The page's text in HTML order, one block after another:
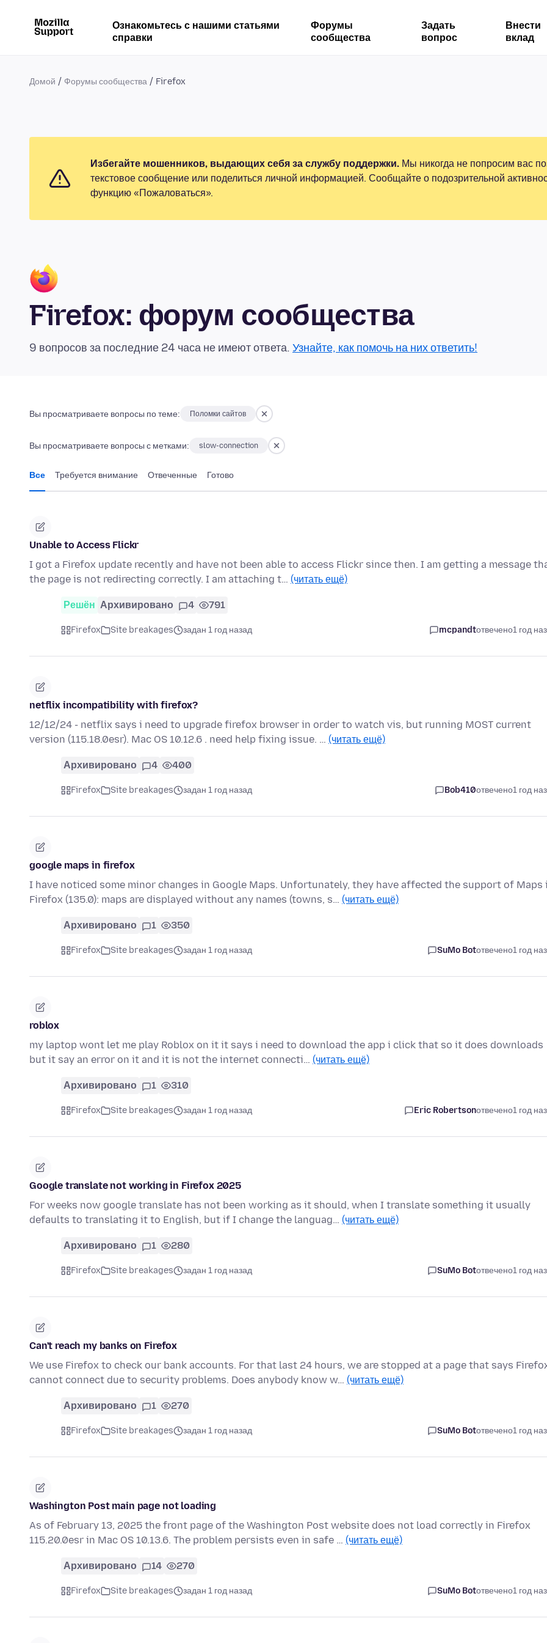
Ознакомьтесь с нашими статьями
справки
Форумы
сообщества
Задать
вопрос
Внести
вклад
Домой Форумы сообщества Firefox
Избегайте мошенников, выдающих себя за службу поддержки. Мы никогда не попросим вас
текстовое сообщение или поделиться личной информацией. Сообщайте о подозрительной
функцию «Пожаловаться».
Firefox: форум сообщества
9 вопросов за последние 24 часа не имеют ответа. Узнайте, как помочь на них ответить!
Вы просматриваете вопросы по теме: Поломки сайтов
Вы просматриваете вопросы с метками: slow-connection
Все Требуется внимание Отвеченные Готово
Unable to Access Flickr
I got a Firefox update recently and have not been able to access Flickr since then. I am getting a message
the page is not redirecting correctly. I am attaching t… (читать ещё)
Решён Архивировано 4 791
Firefox Site breakages задан 1 год назад mcpandtотвечено1 год
netflix incompatibility with firefox?
12/12/24 - netflix says i need to upgrade firefox browser in order to watch vis, but running MOST current
version (115.18.0esr). Mac OS 10.12.6 . need help fixing issue. … (читать ещё)
Архивировано 4 400
Firefox Site breakages задан 1 год назад Bob410отвечено1 год
google maps in firefox
I have noticed some minor changes in Google Maps. Unfortunately, they have affected the support of Maps
Firefox (135.0): maps are displayed without any names (towns, s… (читать ещё)
Архивировано 1 350
Firefox Site breakages задан 1 год назад SuMo Botотвечено1 год
roblox
my laptop wont let me play Roblox on it it says i need to download the app i click that so it does downloads
but it say an error on it and it is not the internet connecti… (читать ещё)
Архивировано 1 310
Firefox Site breakages задан 1 год назад Eric Robertsonотвечено1 год
Google translate not working in Firefox 2025
For weeks now google translate has not been working as it should, when I translate something it usually
defaults to translating it to English, but if I change the languag… (читать ещё)
Архивировано 1 280
Firefox Site breakages задан 1 год назад SuMo Botотвечено1 год
Can't reach my banks on Firefox
We use Firefox to check our bank accounts. For that last 24 hours, we are stopped at a page that says
cannot connect due to security problems. Does anybody know w… (читать ещё)
Архивировано 1 270
Firefox Site breakages задан 1 год назад SuMo Botотвечено1 год
Washington Post main page not loading
As of February 13, 2025 the front page of the Washington Post website does not load correctly in Firefox
115.20.0esr in Mac OS 10.13.6. The problem persists even in safe … (читать ещё)
Архивировано 14 270
Firefox Site breakages задан 1 год назад SuMo Botотвечено1 год